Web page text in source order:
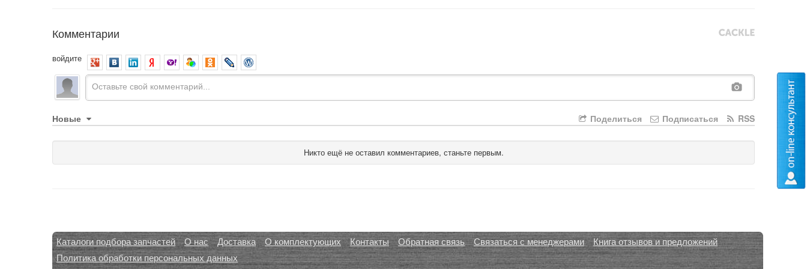
Комментарии
войдите
Новые RSS
Подписаться
Поделиться
Никто ещё не оставил комментариев, станьте первым.
Каталоги подбора запчастей О нас Доставка О комплектующих Контакты Обратная связь Связаться с менеджерами
Книга отзывов и предложений
Политика обработки персональных данных